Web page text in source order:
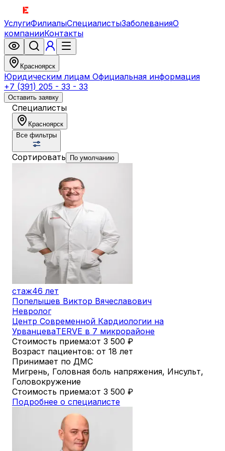
УслугиФилиалыСпециалистыЗаболеванияО
компанииКонтакты
Красноярск
Юридическим лицам Официальная информация
+7 (391) 205 - 33 - 33
Оставить заявку
Специалисты
Красноярск
Все фильтры
Сортировать По умолчанию
стаж46 лет
Попелышев Виктор Вячеславович
Невролог
Центр Современной Кардиологии на
УрванцеваTERVE в 7 микрорайоне
Стоимость приема:от 3 500 ₽
Возраст пациентов: от 18 лет
Принимает по ДМС
Мигрень, Головная боль напряжения, Инсульт,
Головокружение
Стоимость приема:от 3 500 ₽
Подробнее о специалисте